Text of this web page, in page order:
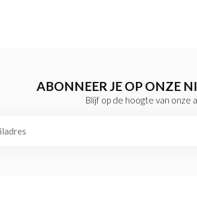
ABONNEER JE OP ONZE
Blijf op de hoogte van onze